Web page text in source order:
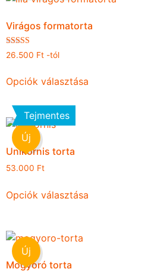
Virágos formatorta
Értékelés:
5.00
26.500 Ft -tól
Opciók választása
Új
Tejmentes
Unikornis torta
53.000 Ft
Opciók választása
Új
Mogyoró torta